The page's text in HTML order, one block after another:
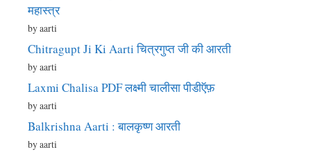
महास्त्र
by aarti
Chitragupt Ji Ki Aarti चित्रगुप्त जी की आरती
by aarti
Laxmi Chalisa PDF लक्ष्मी चालीसा पीडीऍफ़
by aarti
Balkrishna Aarti : बालकृष्ण आरती
by aarti